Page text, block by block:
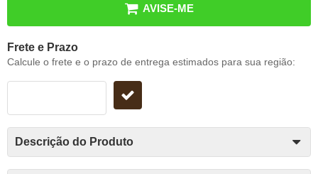
AVISE-ME
Frete e Prazo
Calcule o frete e o prazo de entrega estimados para sua região:
Descrição do Produto